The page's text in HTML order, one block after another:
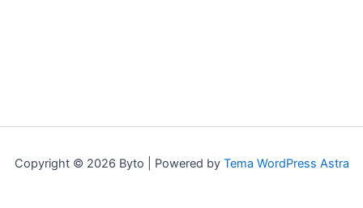
Copyright © 2026 Byto | Powered by Tema WordPress Astra